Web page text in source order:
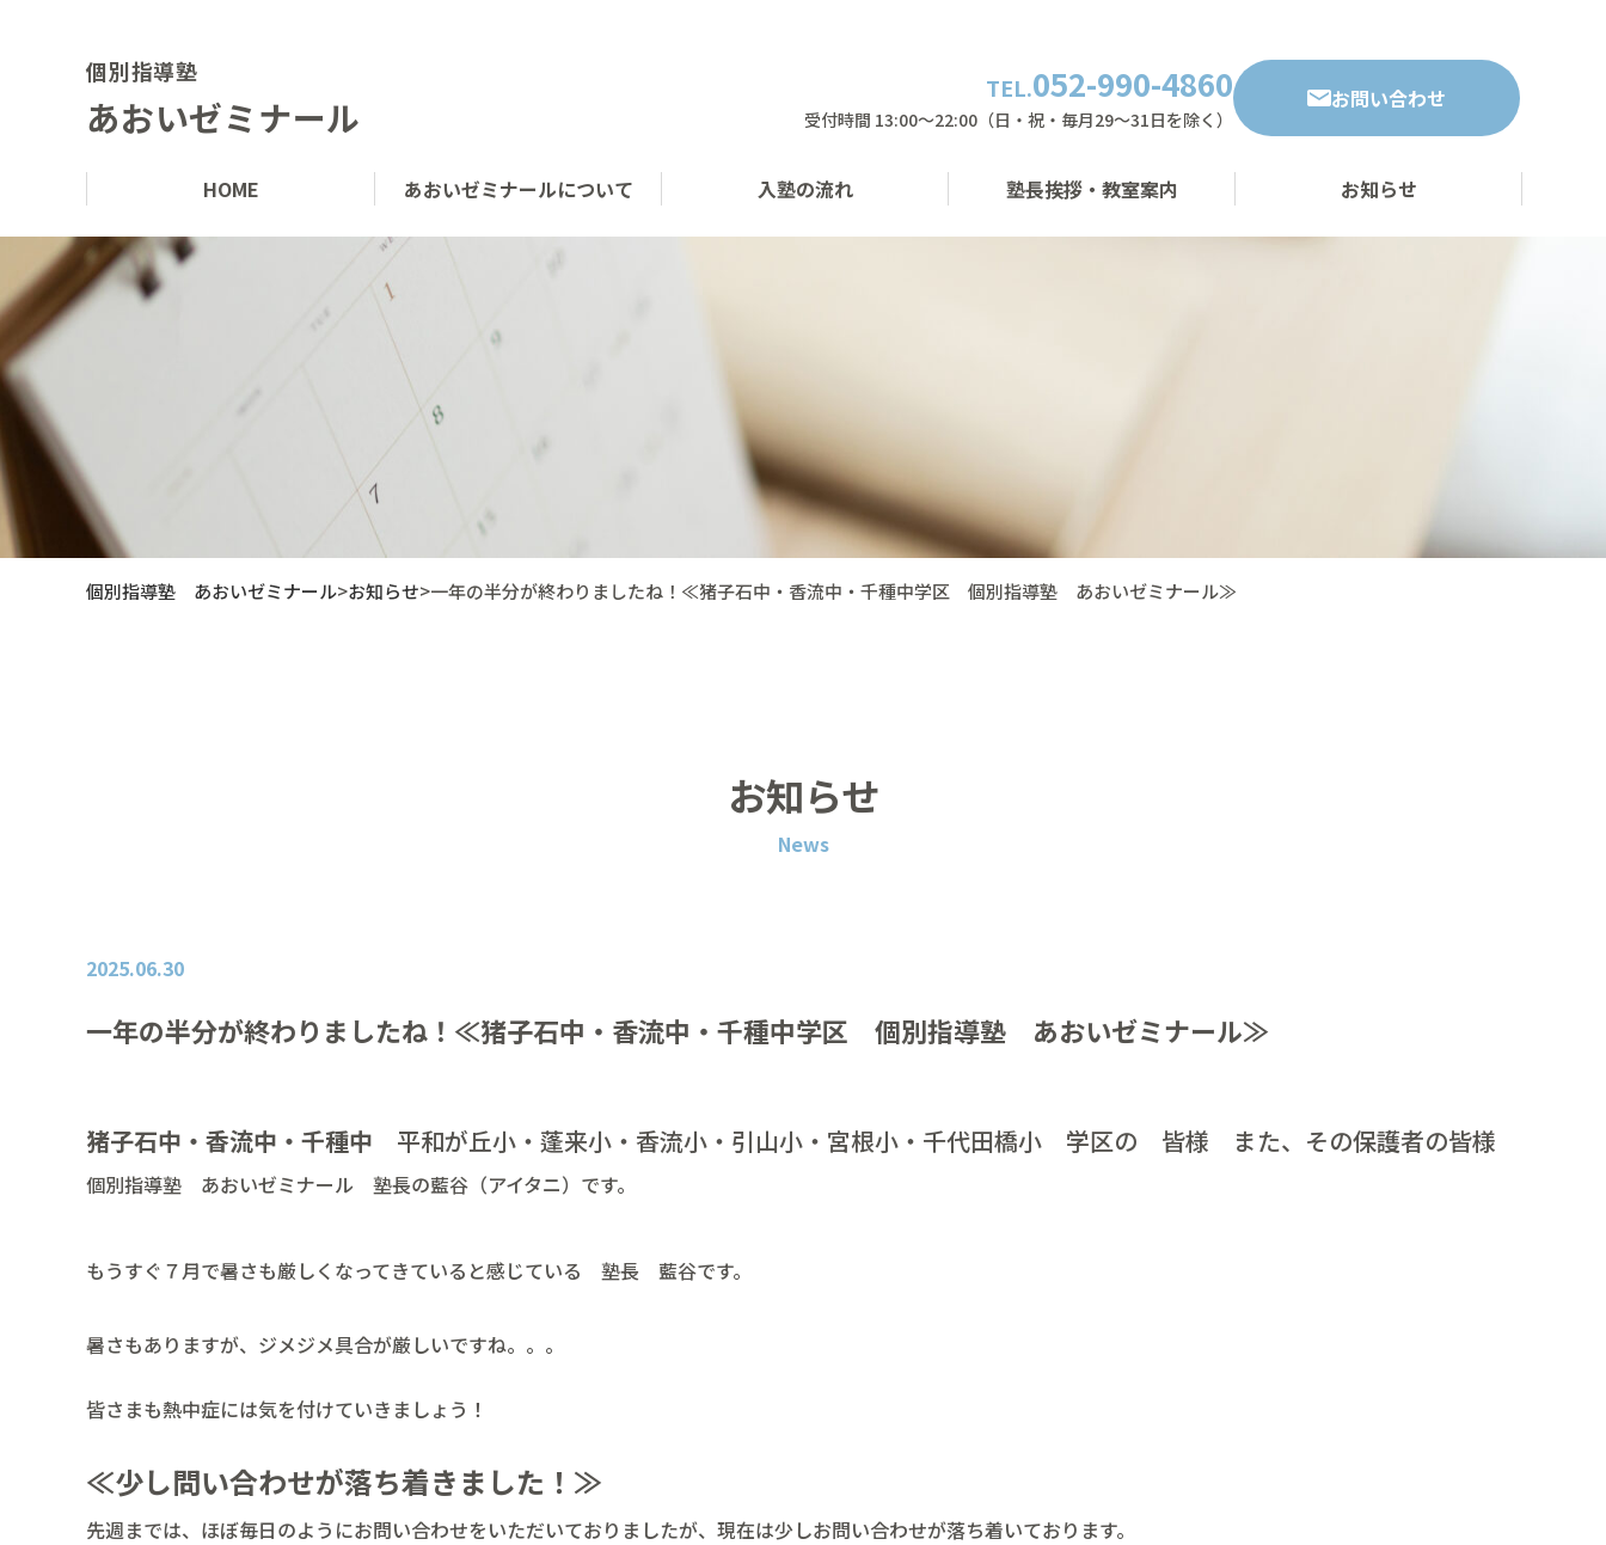
個別指導塾
あおいゼミナール
TEL.052-990-4860
受付時間 13:00〜22:00（日・祝・毎月29～31日を除く）
お問い合わせ
HOME あおいゼミナールについて 入塾の流れ 塾長挨拶・教室案内 お知らせ
個別指導塾 あおいゼミナール>お知らせ>一年の半分が終わりましたね！≪猪子石中・香流中・千種中学区 個別指導塾 あおいゼミナール≫
お知らせ
News
2025.06.30
一年の半分が終わりましたね！≪猪子石中・香流中・千種中学区 個別指導塾 あおいゼミナール≫
猪子石中・香流中・千種中 平和が丘小・蓬来小・香流小・引山小・宮根小・千代田橋小 学区の 皆様 また、その保護者の皆様
個別指導塾 あおいゼミナール 塾長の藍谷（アイタニ）です。
もうすぐ７月で暑さも厳しくなってきていると感じている 塾長 藍谷です。
暑さもありますが、ジメジメ具合が厳しいですね。。。
皆さまも熱中症には気を付けていきましょう！
≪少し問い合わせが落ち着きました！≫
先週までは、ほぼ毎日のようにお問い合わせをいただいておりましたが、現在は少しお問い合わせが落ち着いております。